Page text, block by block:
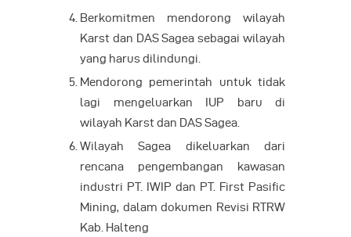
Berkomitmen mendorong wilayah
Karst dan DAS Sagea sebagai wilayah
yang harus dilindungi.
Mendorong pemerintah untuk tidak
lagi mengeluarkan IUP baru di
wilayah Karst dan DAS Sagea.
Wilayah Sagea dikeluarkan dari
rencana pengembangan kawasan
industri PT. IWIP dan PT. First Pasific
Mining, dalam dokumen Revisi RTRW
Kab. Halteng